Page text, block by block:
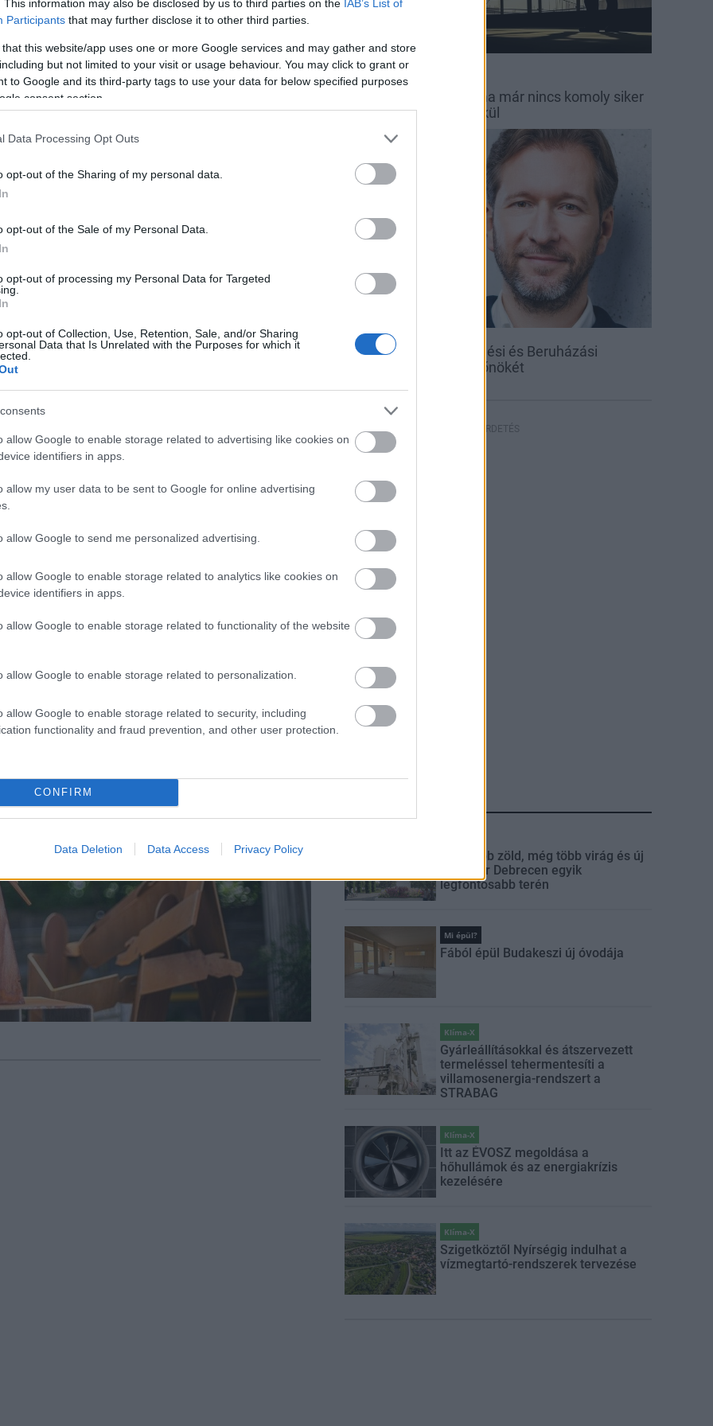
This information may also be disclosed by us to third parties on the IAB’s List of
Participants that may further disclose it to other third parties.
that this website/app uses one or more Google services and may gather and store
but not limited to your visit or usage behaviour. You may click to grant or
to Google and its third-party tags to use your data for below specified purposes
consent section.
Data Processing Opt Outs
opt-out of the Sharing of my personal data.
opt-out of the Sale of my Personal Data.
opt-out of processing my Personal Data for Targeted
opt-out of Collection, Use, Retention, Sale, and/or Sharing
Data that Is Unrelated with the Purposes for which it
allow Google to enable storage related to advertising like cookies on
identifiers in apps.
allow my user data to be sent to Google for online advertising
allow Google to send me personalized advertising.
allow Google to enable storage related to analytics like cookies on
identifiers in apps.
allow Google to enable storage related to functionality of the website
allow Google to enable storage related to personalization.
allow Google to enable storage related to security, including
functionality and fraud prevention, and other user protection.
CONFIRM
Data Deletion Data Access Privacy Policy
kattintva galéria nyílik)
a modern ipari technológia összekapcsolása
művészeknek, akik ipari környezetben, valódi
2025-ben a szimpozionon magyarországi,
Fock Máté, Majoros Gyula, Marko Šajn és
Girmencea - Sepsi Felix és Éles Lóránt
június 27-én a kecskeméti IQ Irodaház
31-ig tekinthetőek meg.
SMC Group Econix Zrt.
Egyre több cég látja: ma már nincs komoly siker
integrált működés nélkül
Iparági hírek
Kinevezték a Közlekedési és Beruházási
Minisztérium új sajtófőnökét
HIRDETÉS
Még több zöld, még több virág és új
játszótér Debrecen egyik
legfontosabb terén
Mi épül?
Fából épül Budakeszi új óvodája
Klíma-X
Gyárleállításokkal és átszervezett
termeléssel tehermentesíti a
villamosenergia-rendszert a
STRABAG
Klíma-X
Itt az ÉVOSZ megoldása a
hőhullámok és az energiakrízis
kezelésére
Klíma-X
Szigetköztől Nyírségig indulhat a
vízmegtartó-rendszerek tervezése